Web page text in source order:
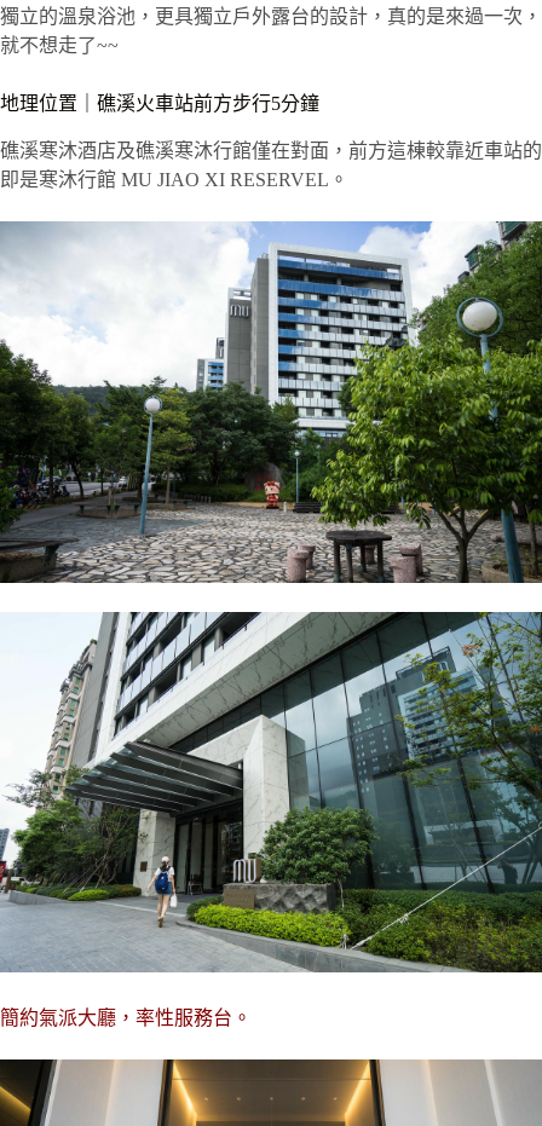
獨立的溫泉浴池，更具獨立戶外露台的設計，真的是來過一次，
就不想走了~~
地理位置｜礁溪火車站前方步行5分鐘
礁溪寒沐酒店及礁溪寒沐行館僅在對面，前方這棟較靠近車站的
即是寒沐行館 MU JIAO XI RESERVEL。
簡約氣派大廳，率性服務台。